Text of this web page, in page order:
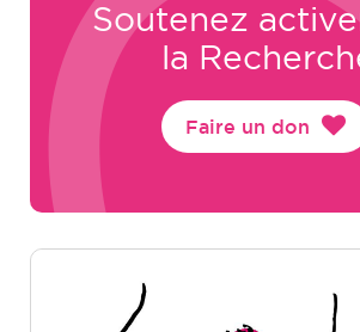
Soutenez
la
Faire un don